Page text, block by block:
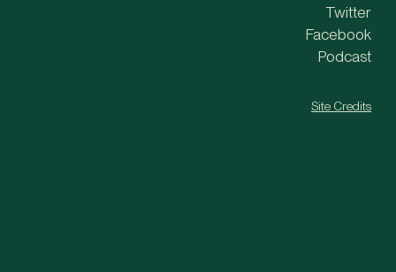
Twitter
Facebook
Podcast
Site Credits